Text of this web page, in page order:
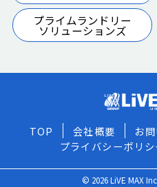
プライムランドリー
ソリューションズ
TOP 会社概要 お
プライバシーポリシ
© 2026 LiVE MAX